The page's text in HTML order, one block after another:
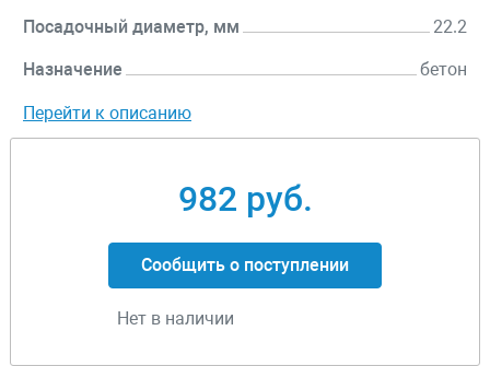
Посадочный диаметр, мм 22.2
Назначение бетон
Перейти к описанию
982 руб.
Сообщить о поступлении
Нет в наличии